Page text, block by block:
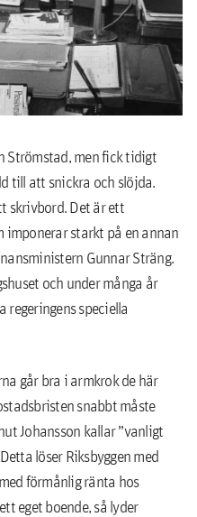
Strömstad, men fick tidigt
till att snickra och slöjda.
skrivbord. Det är ett
imponerar starkt på en annan
Gunnar Sträng.
och under många år
regeringens speciella
går bra i armkrok de här
snabbt måste
Johansson kallar ”vanligt
löser Riksbyggen med
förmånlig ränta hos
eget boende, så lyder